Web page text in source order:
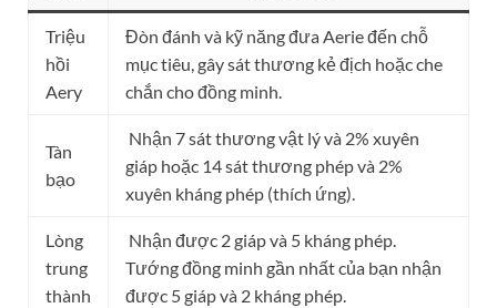
Triệu
hồi
Aery
Đòn đánh và kỹ năng đưa Aerie đến chỗ
mục tiêu, gây sát thương kẻ địch hoặc che
chắn cho đồng minh.
Tàn
bạo
Nhận 7 sát thương vật lý và 2% xuyên
giáp hoặc 14 sát thương phép và 2%
xuyên kháng phép (thích ứng).
Lòng
trung
thành
Nhận được 2 giáp và 5 kháng phép.
Tướng đồng minh gần nhất của bạn nhận
được 5 giáp và 2 kháng phép.